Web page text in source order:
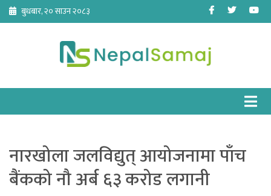
Skip
content
बुधबार, २० साउन २०८३ Facebook
Twitter
नारखोला जलविद्युत् आयोजनामा पाँच
बैंकको नौ अर्ब ६३ करोड लगानी